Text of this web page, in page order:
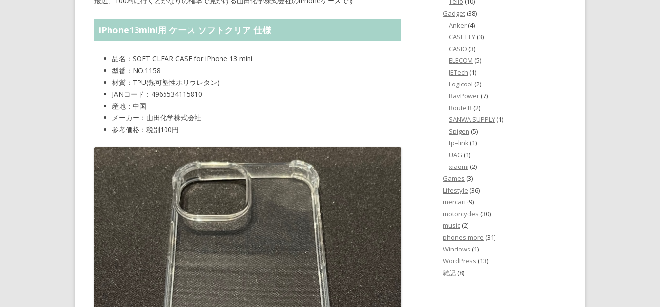
iPhone13mini用 ケース ソフトクリア 仕様
品名：SOFT CLEAR CASE for iPhone 13 mini
型番：NO.1158
材質：TPU(熱可塑性ポリウレタン)
JANコード：4965534115810
産地：中国
メーカー：山田化学株式会社
参考価格：税別100円
Gadget (38)
Anker (4)
CASETiFY (3)
CASIO (3)
ELECOM (5)
JETech (1)
Logicool (2)
RavPower (7)
Route R (2)
SANWA SUPPLY (1)
Spigen (5)
tp–link (1)
UAG (1)
xiaomi (2)
Games (3)
Lifestyle (36)
mercari (9)
motorcycles (30)
music (2)
phones-more (31)
Windows (1)
WordPress (13)
雑記 (8)